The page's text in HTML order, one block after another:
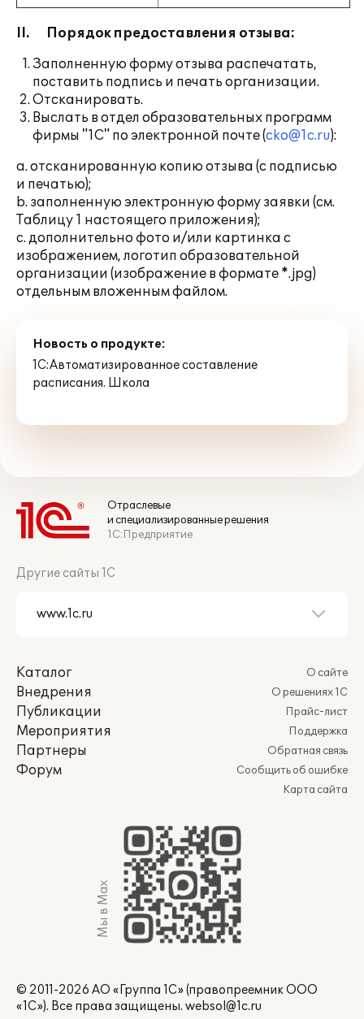
II. Порядок предоставления отзыва:
Заполненную форму отзыва распечатать,
поставить подпись и печать организации.
Отсканировать.
Выслать в отдел образовательных программ
фирмы "1С" по электронной почте (cko@1c.ru):
a. отсканированную копию отзыва (с подписью
и печатью);
b. заполненную электронную форму заявки (см.
Таблицу 1 настоящего приложения);
c. дополнительно фото и/или картинка с
изображением, логотип образовательной
организации (изображение в формате *.jpg)
отдельным вложенным файлом.
Новость о продукте:
1С:Автоматизированное составление
расписания. Школа
Отраслевые
и специализированные решения
1С:Предприятие
Другие сайты 1С
Каталог
Внедрения
Публикации
Мероприятия
Партнеры
Форум
О сайте
О решениях 1С
Прайс-лист
Поддержка
Обратная связь
Сообщить об ошибке
Карта сайта
Мы в Max
© 2011-2026 АО «Группа 1С» (правопреемник ООО
«1С»). Все права защищены. websol@1c.ru